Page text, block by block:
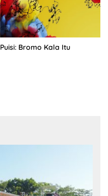
Puisi: Bromo Kala Itu